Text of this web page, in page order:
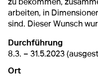
arbeiten, in
sind. Dieser Wunsch
Durchführung
8.3. – 31.5.2023
Ort